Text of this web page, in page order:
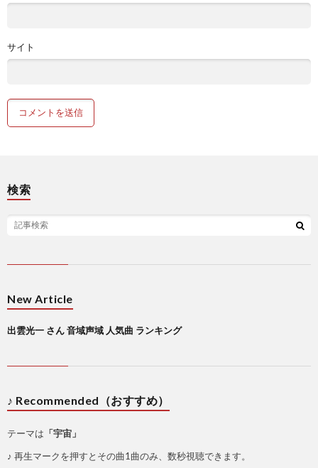
サイト
検索
New Article
出雲光一 さん 音域声域 人気曲 ランキング
♪ Recommended（おすすめ）
テーマは 「宇宙」
♪ 再生マークを押すとその曲1曲のみ、数秒視聴できます。